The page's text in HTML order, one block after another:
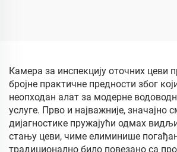
Камера за инспекцију оточних цеви
бројне практичне предности због
неопходан алат за модерне
услуге. Прво и најважније, значајно
дијагностике пружајући одмах
стању цеви, чиме елиминише
традиционално било повезано са